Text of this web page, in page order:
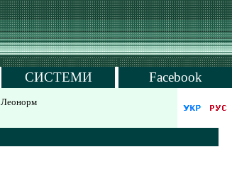
СИСТЕМИ Facebook
Леонорм